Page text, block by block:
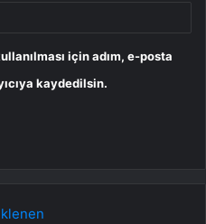
için adım, e-posta
kaydedilsin.